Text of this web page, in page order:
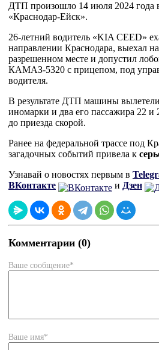
ДТП произошло 14 июля 2024 года
«Краснодар-Ейск».
26-летний водитель «KIA CEED»
направлении Краснодара, выехал
разрешенном месте и допустил
КАМАЗ-5320 с прицепом, под
водителя.
В результате ДТП машины
иномарки и два его пассажира 22 и
до приезда скорой.
Ранее на федеральной трассе под
загадочных событий привела к
Узнавай о новостях первым в
ВКонтакте
и Дзен
Комментарии (0)
Ваше сообщение*
Ваше имя*